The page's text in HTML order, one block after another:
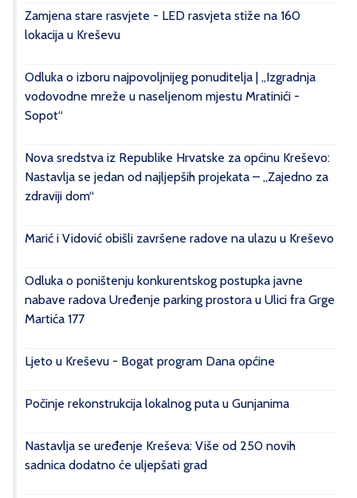
Zamjena stare rasvjete - LED rasvjeta stiže na 160
lokacija u Kreševu
Odluka o izboru najpovoljnijeg ponuditelja | „Izgradnja
vodovodne mreže u naseljenom mjestu Mratinići -
Sopot“
Nova sredstva iz Republike Hrvatske za općinu Kreševo:
Nastavlja se jedan od najljepših projekata – „Zajedno za
zdraviji dom“
Marić i Vidović obišli završene radove na ulazu u Kreševo
Odluka o poništenju konkurentskog postupka javne
nabave radova Uređenje parking prostora u Ulici fra Grge
Martića 177
Ljeto u Kreševu - Bogat program Dana općine
Počinje rekonstrukcija lokalnog puta u Gunjanima
Nastavlja se uređenje Kreševa: Više od 250 novih
sadnica dodatno će uljepšati grad